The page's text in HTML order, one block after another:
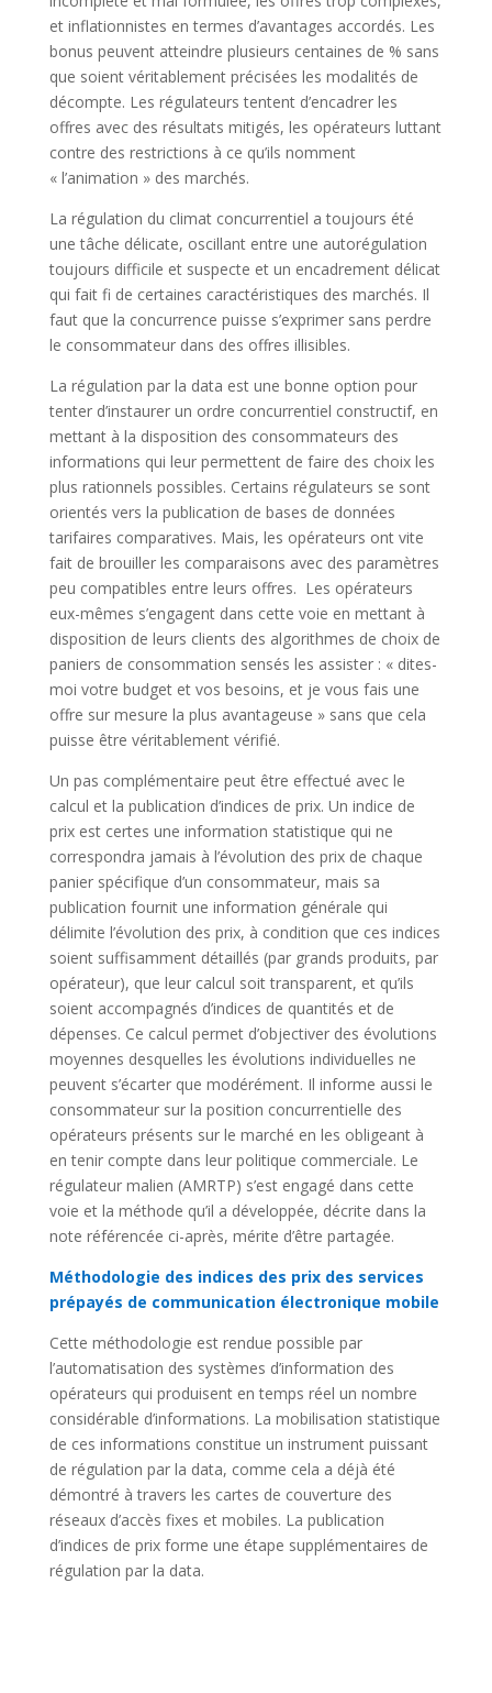
et inflationnistes en termes d’avantages accordés. Les
bonus peuvent atteindre plusieurs centaines de % sans
que soient véritablement précisées les modalités de
décompte. Les régulateurs tentent d’encadrer les
offres avec des résultats mitigés, les opérateurs luttant
contre des restrictions à ce qu’ils nomment
« l’animation » des marchés.
La régulation du climat concurrentiel a toujours été
une tâche délicate, oscillant entre une autorégulation
toujours difficile et suspecte et un encadrement délicat
qui fait fi de certaines caractéristiques des marchés. Il
faut que la concurrence puisse s’exprimer sans perdre
le consommateur dans des offres illisibles.
La régulation par la data est une bonne option pour
tenter d’instaurer un ordre concurrentiel constructif, en
mettant à la disposition des consommateurs des
informations qui leur permettent de faire des choix les
plus rationnels possibles. Certains régulateurs se sont
orientés vers la publication de bases de données
tarifaires comparatives. Mais, les opérateurs ont vite
fait de brouiller les comparaisons avec des paramètres
peu compatibles entre leurs offres. Les opérateurs
eux-mêmes s’engagent dans cette voie en mettant à
disposition de leurs clients des algorithmes de choix de
paniers de consommation sensés les assister : « dites-
moi votre budget et vos besoins, et je vous fais une
offre sur mesure la plus avantageuse » sans que cela
puisse être véritablement vérifié.
Un pas complémentaire peut être effectué avec le
calcul et la publication d’indices de prix. Un indice de
prix est certes une information statistique qui ne
correspondra jamais à l’évolution des prix de chaque
panier spécifique d’un consommateur, mais sa
publication fournit une information générale qui
délimite l’évolution des prix, à condition que ces indices
soient suffisamment détaillés (par grands produits, par
opérateur), que leur calcul soit transparent, et qu’ils
soient accompagnés d’indices de quantités et de
dépenses. Ce calcul permet d’objectiver des évolutions
moyennes desquelles les évolutions individuelles ne
peuvent s’écarter que modérément. Il informe aussi le
consommateur sur la position concurrentielle des
opérateurs présents sur le marché en les obligeant à
en tenir compte dans leur politique commerciale. Le
régulateur malien (AMRTP) s’est engagé dans cette
voie et la méthode qu’il a développée, décrite dans la
note référencée ci-après, mérite d’être partagée.
Méthodologie des indices des prix des services
prépayés de communication électronique mobile
Cette méthodologie est rendue possible par
l’automatisation des systèmes d’information des
opérateurs qui produisent en temps réel un nombre
considérable d’informations. La mobilisation statistique
de ces informations constitue un instrument puissant
de régulation par la data, comme cela a déjà été
démontré à travers les cartes de couverture des
réseaux d’accès fixes et mobiles. La publication
d’indices de prix forme une étape supplémentaires de
régulation par la data.